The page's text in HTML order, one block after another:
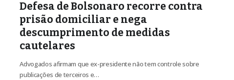
Defesa de Bolsonaro recorre contra
prisão domiciliar e nega
descumprimento de medidas
cautelares
Advogados afirmam que ex-presidente não tem controle sobre
publicações de terceiros e…